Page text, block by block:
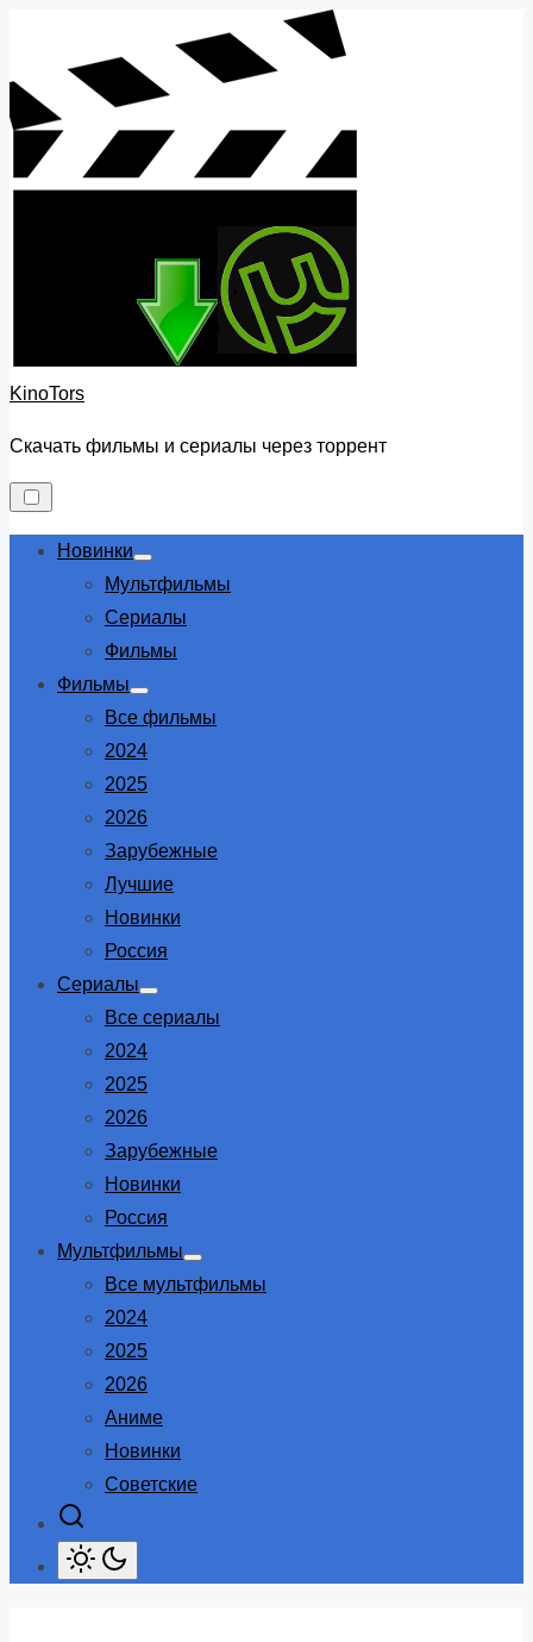
content
KinoTors
Скачать фильмы и сериалы через торрент
Новинки
Show
sub
Мультфильмы
Сериалы
Фильмы
Фильмы
Show
sub
Все фильмы
2024
2025
2026
Зарубежные
Лучшие
Новинки
Россия
Сериалы
Show
sub
Все сериалы
2024
2025
2026
Зарубежные
Новинки
Россия
Мультфильмы
Show
sub
Все мультфильмы
2024
2025
2026
Аниме
Новинки
Советские